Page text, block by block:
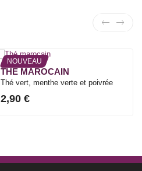
NOUVEAU
THÉ MAROCAIN
Thé vert, menthe verte et poivrée
2,90 €